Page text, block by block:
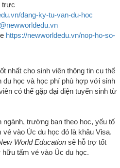
trực
dang-ky-tu-van-du-hoc
https://newworldedu.vn/nop-ho-so-
nhất cho sinh viên thông tin cụ thể
học và học phí phù hợp với sinh
có thể gặp đại diện tuyển sinh từ
trường bạn theo học, yếu tố
vé vào Úc du học đó là khâu Visa.
World Education sẽ hỗ trợ tốt
tấm vé vào Úc du học.